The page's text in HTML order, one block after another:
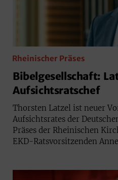
Rheinischer Präses
Bibelgesellschaft:
Aufsichtsratschef
Thorsten Latzel ist neuer
Aufsichtsrates der
Präses der Rheinischen
EKD-Ratsvorsitzenden